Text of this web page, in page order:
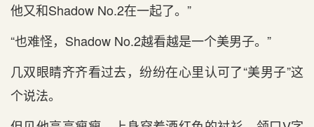
他又和Shadow No.2在一起了。”
“也难怪，Shadow No.2越看越是一个美男子。”
几双眼睛齐齐看过去，纷纷在心里认可了“美男子”这
个说法。